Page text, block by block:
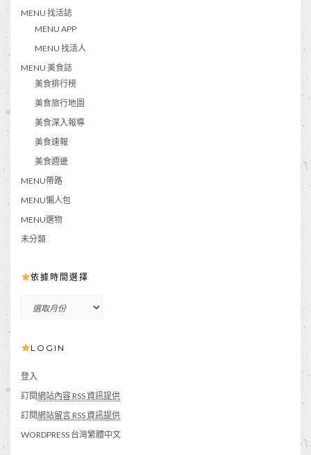
MENU 找活誌
MENU APP
MENU 找活人
MENU 美食誌
美食排行榜
美食旅行地圖
美食深入報導
美食速報
美食週邊
MENU帶路
MENU懶人包
MENU選物
未分類
依據時間選擇
間
擇
LOGIN
登入
訂閱網站內容 RSS 資訊提供
訂閱網站留言 RSS 資訊提供
WORDPRESS 台灣繁體中文